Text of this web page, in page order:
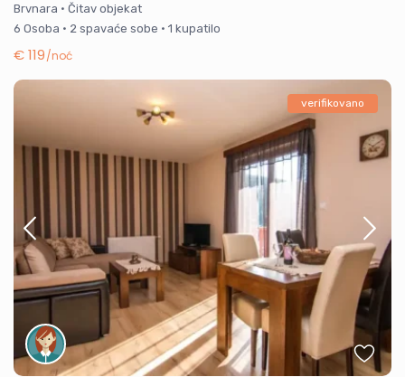
Brvnara · Čitav objekat
6 Osoba · 2 spavaće sobe · 1 kupatilo
€ 119/noć
verifikovano